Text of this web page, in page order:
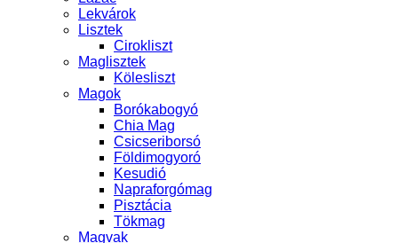
Lekvárok
Lisztek
Cirokliszt
Maglisztek
Kölesliszt
Magok
Borókabogyó
Chia Mag
Csicseriborsó
Földimogyoró
Kesudió
Napraforgómag
Pisztácia
Tökmag
Magvak